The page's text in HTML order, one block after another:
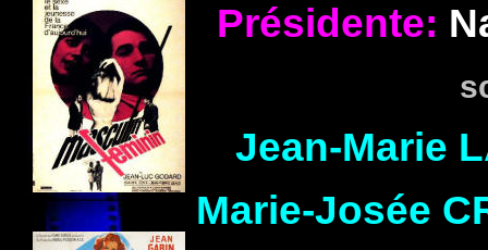
Présidente:
Jean-Marie
Marie-Josée